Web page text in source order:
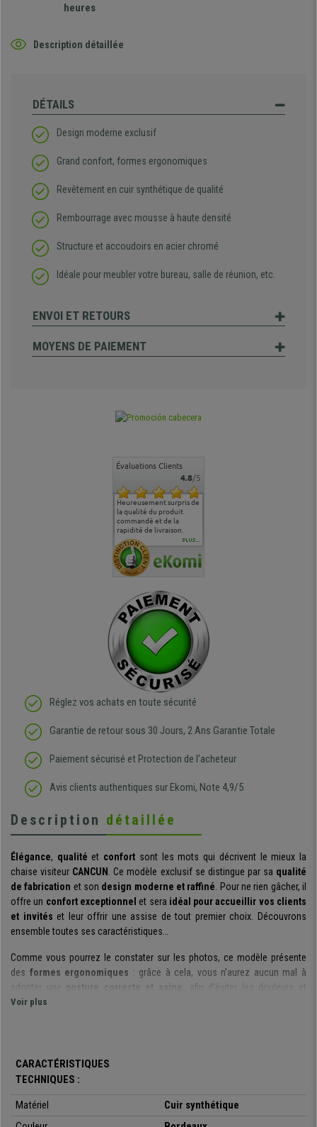
heures
Description détaillée
DÉTAILS
Design moderne exclusif
Grand confort, formes ergonomiques
Revêtement en cuir synthétique de qualité
Rembourrage avec mousse à haute densité
Structure et accoudoirs en acier chromé
Idéale pour meubler votre bureau, salle de réunion, etc.
ENVOI ET RETOURS
MOYENS DE PAIEMENT
Évaluations Clients
4.8/5
Heureusement surpris de
la qualité du produit
commandé et de la
rapidité de livraison.
de l'aménagement et ne
regrette pas mon achat.
PLUS...
Réglez vos achats en toute sécurité
Garantie de retour sous 30 Jours, 2 Ans Garantie Totale
Paiement sécurisé et Protection de l'acheteur
Avis clients authentiques sur Ekomi, Note 4,9/5
Description détaillée
Élégance, qualité et confort sont les mots qui décrivent le mieux la
chaise visiteur CANCUN . Ce modèle exclusif se distingue par sa qualité
de fabrication et son design moderne et raffiné. Pour ne rien gâcher, il
offre un confort exceptionnel et sera idéal pour accueillir vos clients
et invités et leur offrir une assise de tout premier choix. Découvrons
ensemble toutes ses caractéristiques…
Comme vous pourrez le constater sur les photos, ce modèle présente
des formes ergonomiques : grâce à cela, vous n’aurez aucun mal à
adopter une
posture correcte et saine
, afin d’éviter les douleurs et
contractures. De plus, le dossier comme l’assise sont rembourrés avec
Lesmatériaux de fabrication
soinpour leurqualité
synthétique de tout premier choix
antibactérienne
qui est à la fois esthétique, agréable au toucher et facile
Voir plus
CARACTÉRISTIQUES
TECHNIQUES :
Matériel
Cuir synthétique